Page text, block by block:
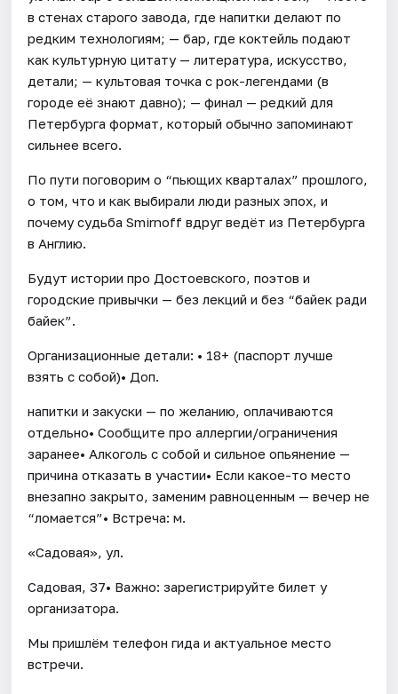
в стенах старого завода, где напитки делают по
редким технологиям; — бар, где коктейль подают
как культурную цитату — литература, искусство,
детали; — культовая точка с рок-легендами (в
городе её знают давно); — финал — редкий для
Петербурга формат, который обычно запоминают
сильнее всего.
По пути поговорим о “пьющих кварталах” прошлого,
о том, что и как выбирали люди разных эпох, и
почему судьба Smirnoff вдруг ведёт из Петербурга
в Англию.
Будут истории про Достоевского, поэтов и
городские привычки — без лекций и без “байек ради
байек”.
Организационные детали: • 18+ (паспорт лучше
взять с собой)• Доп.
напитки и закуски — по желанию, оплачиваются
отдельно• Сообщите про аллергии/ограничения
заранее• Алкоголь с собой и сильное опьянение —
причина отказать в участии• Если какое-то место
внезапно закрыто, заменим равноценным — вечер не
“ломается”• Встреча: м.
«Садовая», ул.
Садовая, 37• Важно: зарегистрируйте билет у
организатора.
Мы пришлём телефон гида и актуальное место
встречи.